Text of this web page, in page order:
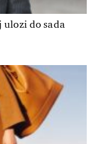
do sada